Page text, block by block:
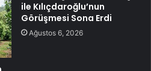
ile Kılıçdaroğlu’nun
Görüşmesi Sona Erdi
Ağustos 6, 2026